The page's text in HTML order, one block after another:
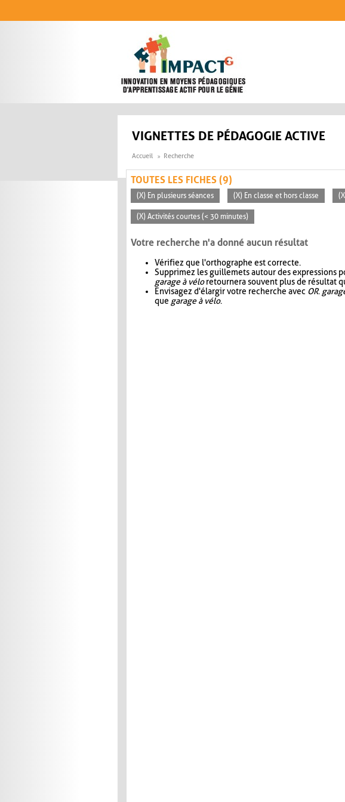
VIGNETTES DE PÉDAGOGIE ACTIVE
Accueil Recherche
TOUTES LES FICHES (9)
(X) En plusieurs séances (X) En classe et hors classe
(X) Activités courtes (< 30 minutes)
Votre recherche n'a donné aucun résultat
Vérifiez que l'orthographe est correcte.
Supprimez les guillemets autour des expressions
garage à véloretournera souvent plus de résultat
Envisagez d'élargir votre recherche avec OR.
que garage à vélo.